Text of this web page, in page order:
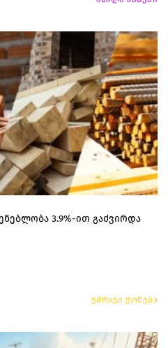
3.9%-ით გაძვირდა
უძრავი ქონება